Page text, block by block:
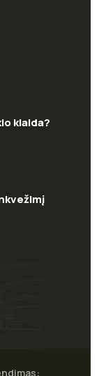
klaida?